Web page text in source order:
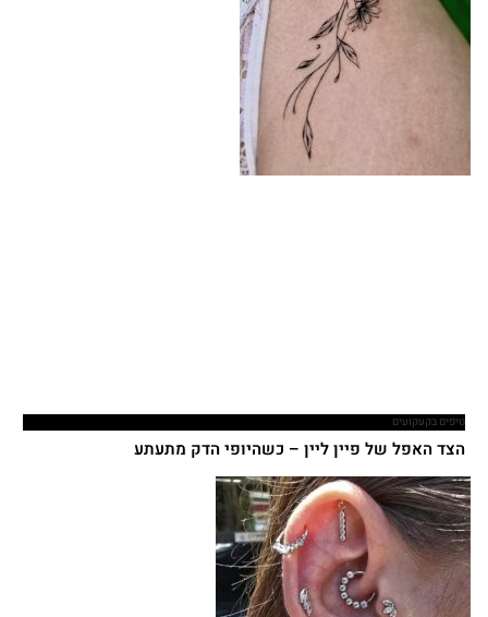
טיפים בקעקועים
הצד האפל של פיין ליין – כשהיופי הדק מתעתע